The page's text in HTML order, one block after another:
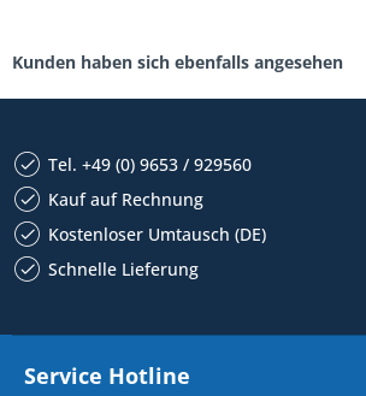
Kunden haben sich ebenfalls angesehen
Tel. +49 (0) 9653 / 929560
Kauf auf Rechnung
Kostenloser Umtausch (DE)
Schnelle Lieferung
Service Hotline